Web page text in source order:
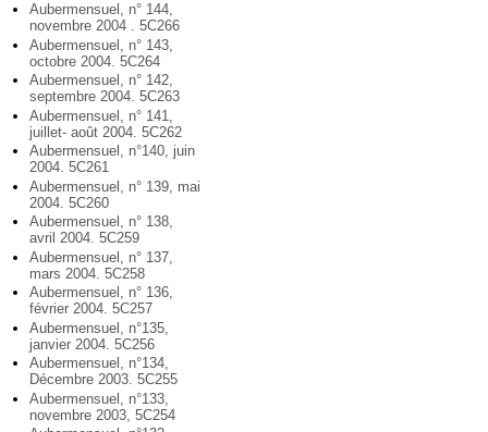
Aubermensuel, n° 144,
novembre 2004 . 5C266
Aubermensuel, n° 143,
octobre 2004. 5C264
Aubermensuel, n° 142,
septembre 2004. 5C263
Aubermensuel, n° 141,
juillet- août 2004. 5C262
Aubermensuel, n°140, juin
2004. 5C261
Aubermensuel, n° 139, mai
2004. 5C260
Aubermensuel, n° 138,
avril 2004. 5C259
Aubermensuel, n° 137,
mars 2004. 5C258
Aubermensuel, n° 136,
février 2004. 5C257
Aubermensuel, n°135,
janvier 2004. 5C256
Aubermensuel, n°134,
Décembre 2003. 5C255
Aubermensuel, n°133,
novembre 2003, 5C254